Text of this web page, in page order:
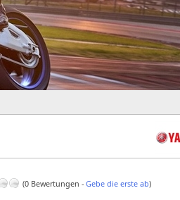
(0 Bewertungen - Gebe die erste ab)